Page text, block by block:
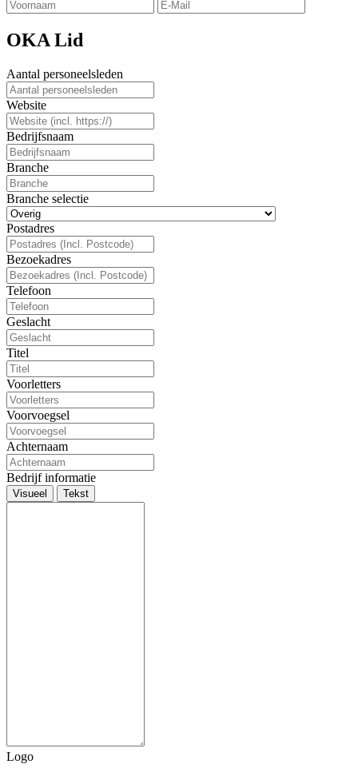
OKA Lid
Aantal personeelsleden
Website
Bedrijfsnaam
Branche
Branche selectie
Postadres
Bezoekadres
Telefoon
Geslacht
Titel
Voorletters
Voorvoegsel
Achternaam
Bedrijf informatie
Visueel Tekst
Logo